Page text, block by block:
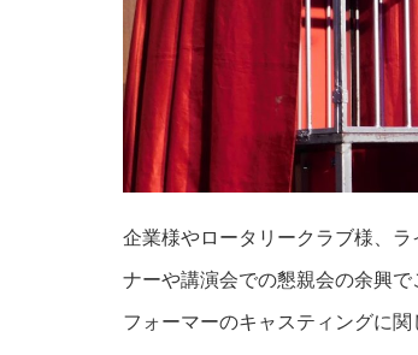
企業様やロータリークラブ様、
ナーや講演会での懇親会の余興
フォーマーのキャスティングに関